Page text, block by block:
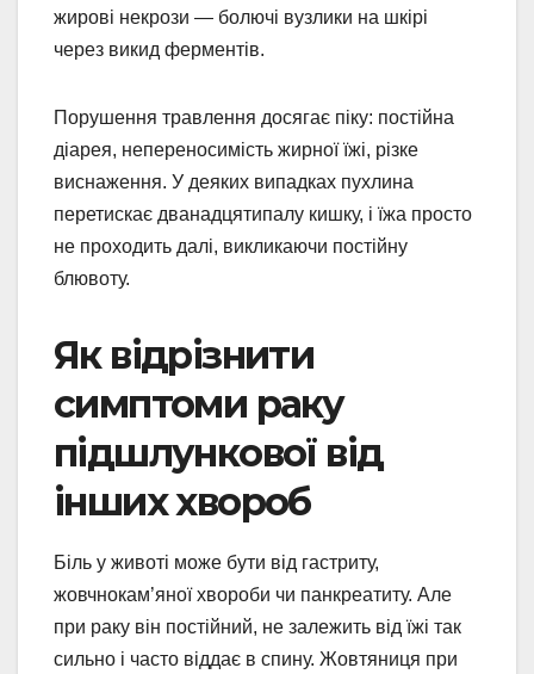
жирові некрози — болючі вузлики на шкірі
через викид ферментів.
Порушення травлення досягає піку: постійна
діарея, непереносимість жирної їжі, різке
виснаження. У деяких випадках пухлина
перетискає дванадцятипалу кишку, і їжа просто
не проходить далі, викликаючи постійну
блювоту.
Як відрізнити
симптоми раку
підшлункової від
інших хвороб
Біль у животі може бути від гастриту,
жовчнокам’яної хвороби чи панкреатиту. Але
при раку він постійний, не залежить від їжі так
сильно і часто віддає в спину. Жовтяниця при